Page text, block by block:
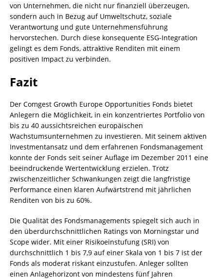
von Unternehmen, die nicht nur finanziell überzeugen,
sondern auch in Bezug auf Umweltschutz, soziale
Verantwortung und gute Unternehmensführung
hervorstechen. Durch diese konsequente ESG-Integration
gelingt es dem Fonds, attraktive Renditen mit einem
positiven Impact zu verbinden.
Fazit
Der Comgest Growth Europe Opportunities Fonds bietet
Anlegern die Möglichkeit, in ein konzentriertes Portfolio von
bis zu 40 aussichtsreichen europäischen
Wachstumsunternehmen zu investieren. Mit seinem aktiven
Investmentansatz und dem erfahrenen Fondsmanagement
konnte der Fonds seit seiner Auflage im Dezember 2011 eine
beeindruckende Wertentwicklung erzielen. Trotz
zwischenzeitlicher Schwankungen zeigt die langfristige
Performance einen klaren Aufwärtstrend mit jährlichen
Renditen von bis zu 60%.
Die Qualität des Fondsmanagements spiegelt sich auch in
den überdurchschnittlichen Ratings von Morningstar und
Scope wider. Mit einer Risikoeinstufung (SRI) von
durchschnittlich 1 bis 7,9 auf einer Skala von 1 bis 7 ist der
Fonds als moderat riskant einzustufen. Anleger sollten
einen Anlagehorizont von mindestens fünf Jahren